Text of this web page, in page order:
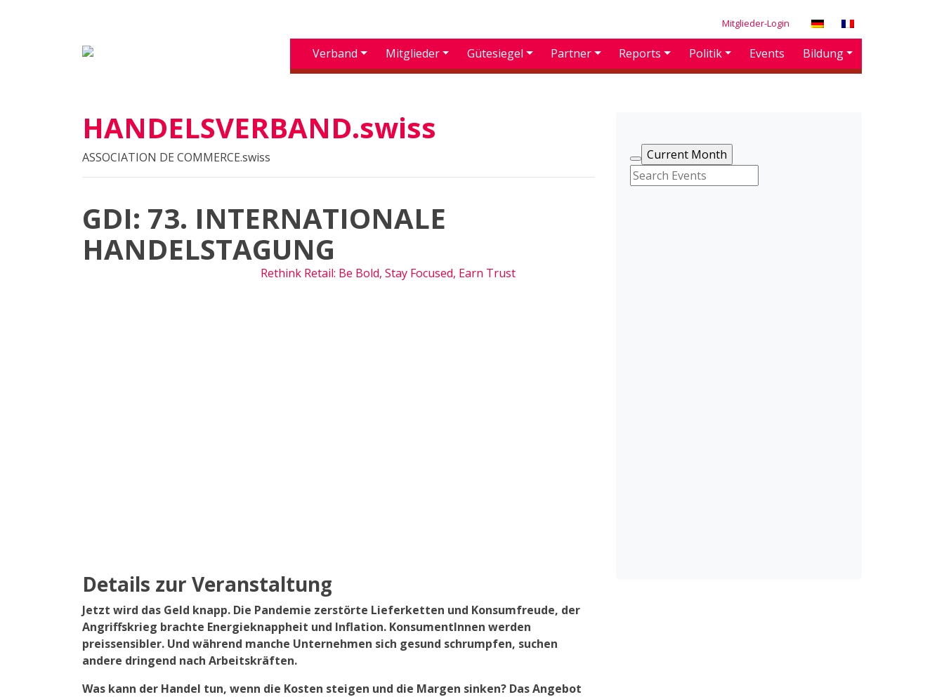
Mitglieder-Login
Verband Mitglieder Gütesiegel Partner Reports Politik Events Bildung
HANDELSVERBAND.swiss
ASSOCIATION DE COMMERCE.swiss
GDI: 73. INTERNATIONALE
HANDELSTAGUNG
Rethink Retail: Be Bold, Stay Focused, Earn Trust
Details zur Veranstaltung
Jetzt wird das Geld knapp. Die Pandemie zerstörte Lieferketten und Konsumfreude, der
Angriffskrieg brachte Energieknappheit und Inflation. KonsumentInnen werden
preissensibler. Und während manche Unternehmen sich gesund schrumpfen, suchen
andere dringend nach Arbeitskräften.
Was kann der Handel tun, wenn die Kosten steigen und die Margen sinken? Das Angebot
Current Month
Search Events